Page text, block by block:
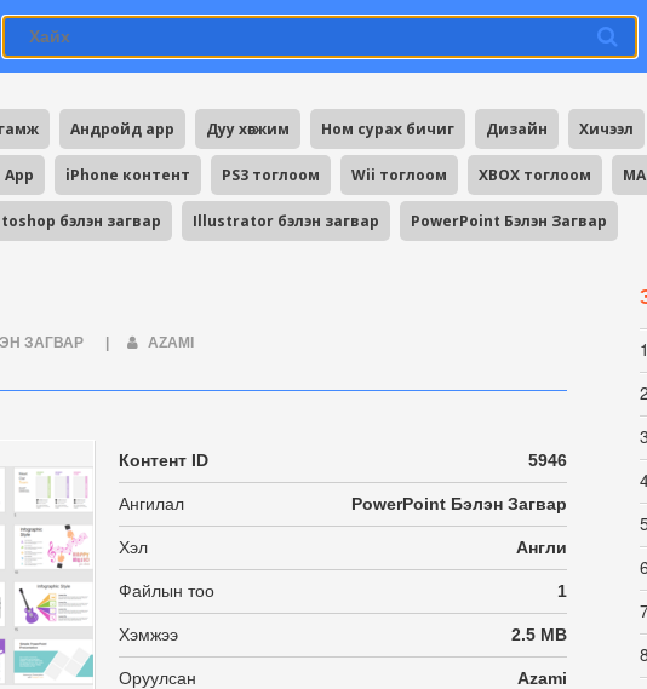
Андройд app Дуу хөгжим Ном сурах бичиг Дизайн Хичээл
iPhone контент PS3 тоглоом Wii тоглоом XBOX тоглоом
бэлэн загвар Illustrator бэлэн загвар PowerPoint Бэлэн Загвар
ЗАГВАР AZAMI
Контент ID 5946
Ангилал PowerPoint Бэлэн Загвар
Хэл Англи
Файлын тоо 1
Хэмжээ 2.5 MB
Оруулсан Azami